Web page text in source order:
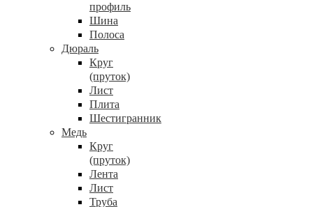
профиль
Шина
Полоса
Дюраль
Круг
(пруток)
Лист
Плита
Шестигранник
Медь
Круг
(пруток)
Лента
Лист
Труба